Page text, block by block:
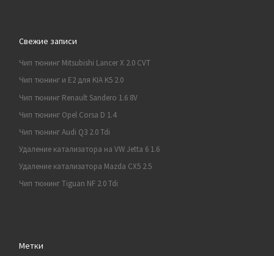
Свежие записи
Чип тюнинг Mitsubishi Lancer X 2.0 CVT
Чип тюнинг и E2 для KIA K5 2.0
Чип тюнинг Renault Sandero 1.6 8V
Чип тюнинг Opel Corsa D 1.4
Чип тюнинг Audi Q3 2.0 Tdi
Удаление катализатора на VW Jetta 6 1.6
Удаление катализатора Mazda CX5 2.5
Чип тюнинг Tiguan NF 2.0 Tdi
Метки